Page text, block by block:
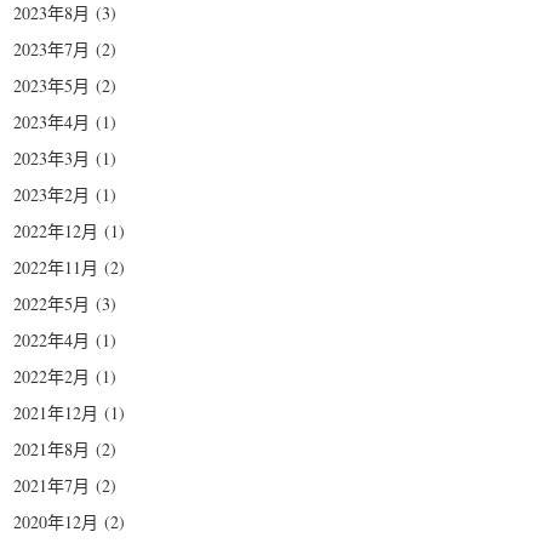
2023年8月 (3)
2023年7月 (2)
2023年5月 (2)
2023年4月 (1)
2023年3月 (1)
2023年2月 (1)
2022年12月 (1)
2022年11月 (2)
2022年5月 (3)
2022年4月 (1)
2022年2月 (1)
2021年12月 (1)
2021年8月 (2)
2021年7月 (2)
2020年12月 (2)